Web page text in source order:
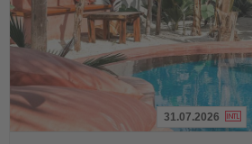
31.07.2026